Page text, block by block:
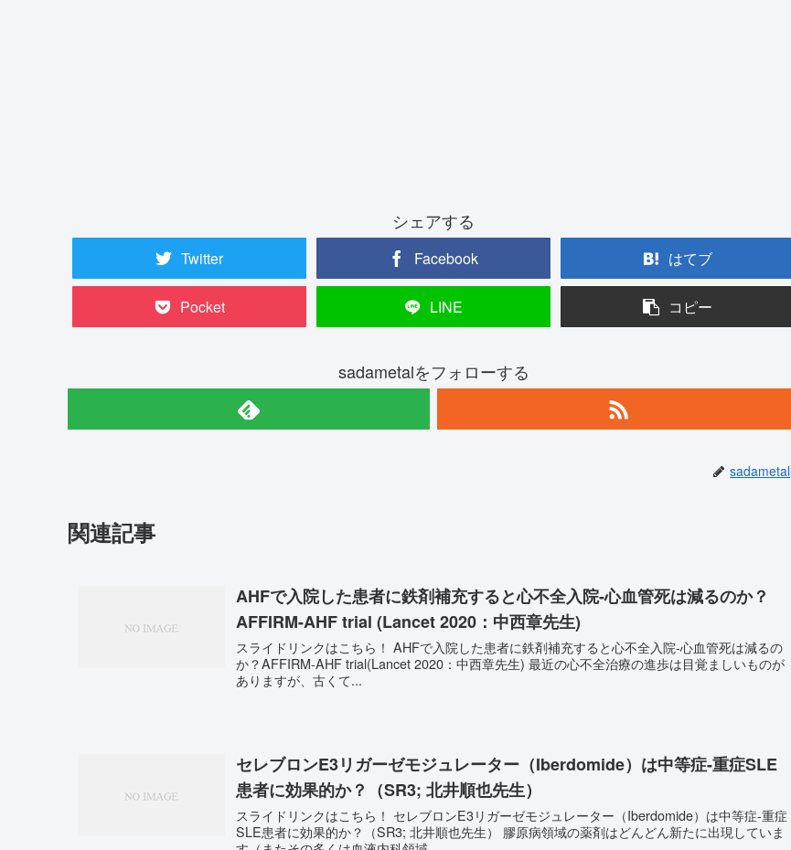
シェアする
Twitter Facebook はてブ
Pocket LINE コピー
sadametalをフォローする
sadametal
関連記事
AHFで入院した患者に鉄剤補充すると心不全入院-心血管死は減るのか？
AFFIRM-AHF trial (Lancet 2020：中西章先生)
スライドリンクはこちら！ AHFで入院した患者に鉄剤補充すると心不全入院-心血管死は減るの
か？AFFIRM-AHF trial(Lancet 2020：中西章先生) 最近の心不全治療の進歩は目覚ましいものが
ありますが、古くて...
セレブロンE3リガーゼモジュレーター（Iberdomide）は中等症-重症SLE
患者に効果的か？（SR3; 北井順也先生）
スライドリンクはこちら！ セレブロンE3リガーゼモジュレーター（Iberdomide）は中等症-重症
SLE患者に効果的か？（SR3; 北井順也先生） 膠原病領域の薬剤はどんどん新たに出現していま